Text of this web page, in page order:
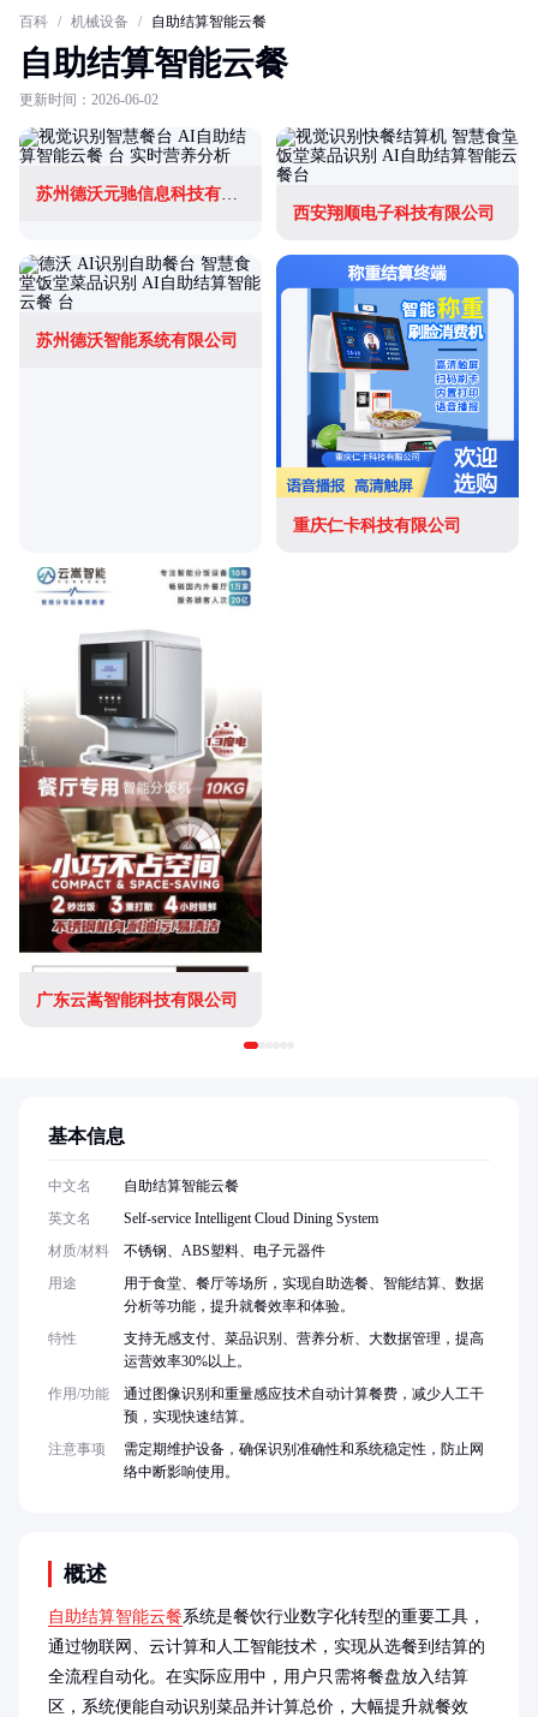
百科 / 机械设备 / 自助结算智能云餐
自助结算智能云餐
更新时间：2026-06-02
苏州德沃元驰信息科技有限公司
西安翔顺电子科技有限公司
苏州德沃智能系统有限公司
重庆仁卡科技有限公司
广东云嵩智能科技有限公司
概述
自助结算智能云餐系统是餐饮行业数字化转型的重要工具，
通过物联网、云计算和人工智能技术，实现从选餐到结算的
全流程自动化。在实际应用中，用户只需将餐盘放入结算
区，系统便能自动识别菜品并计算总价，大幅提升就餐效
基本信息
中文名
自助结算智能云餐
英文名
Self-service Intelligent Cloud Dining System
材质/材料
不锈钢、ABS塑料、电子元器件
用途
用于食堂、餐厅等场所，实现自助选餐、智能结算、数据
分析等功能，提升就餐效率和体验。
特性
支持无感支付、菜品识别、营养分析、大数据管理，提高
运营效率30%以上。
作用/功能
通过图像识别和重量感应技术自动计算餐费，减少人工干
预，实现快速结算。
注意事项
需定期维护设备，确保识别准确性和系统稳定性，防止网
络中断影响使用。